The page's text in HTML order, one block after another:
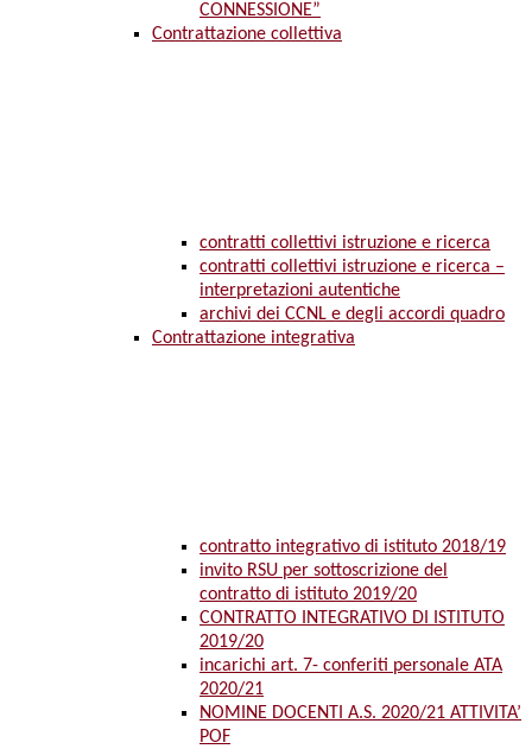
CONNESSIONE”
Contrattazione collettiva
contratti collettivi istruzione e ricerca
contratti collettivi istruzione e ricerca –
interpretazioni autentiche
archivi dei CCNL e degli accordi quadro
Contrattazione integrativa
contratto integrativo di istituto 2018/19
invito RSU per sottoscrizione del
contratto di istituto 2019/20
CONTRATTO INTEGRATIVO DI ISTITUTO
2019/20
incarichi art. 7- conferiti personale ATA
2020/21
NOMINE DOCENTI A.S. 2020/21 ATTIVITA’
POF